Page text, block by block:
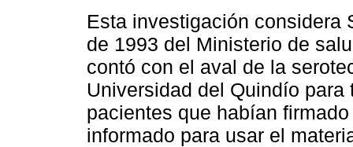
Esta investigación considera
de 1993 del Ministerio de
contó con el aval de la
Universidad del Quindío
pacientes que habían
informado para usar el